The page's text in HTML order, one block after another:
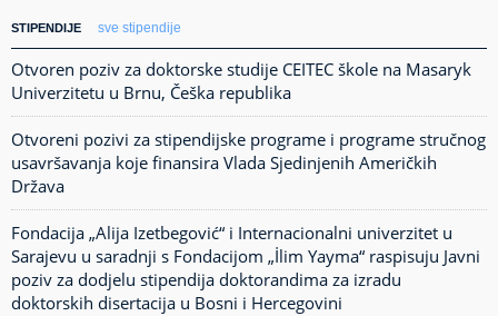
STIPENDIJE sve stipendije
Otvoren poziv za doktorske studije CEITEC škole na Masaryk
Univerzitetu u Brnu, Češka republika
Otvoreni pozivi za stipendijske programe i programe stručnog
usavršavanja koje finansira Vlada Sjedinjenih Američkih
Država
Fondacija „Alija Izetbegović“ i Internacionalni univerzitet u
Sarajevu u saradnji s Fondacijom „İlim Yayma“ raspisuju Javni
poziv za dodjelu stipendija doktorandima za izradu
doktorskih disertacija u Bosni i Hercegovini